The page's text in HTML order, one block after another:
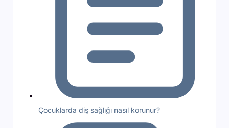
Çocuklarda diş sağlığı nasıl korunur?